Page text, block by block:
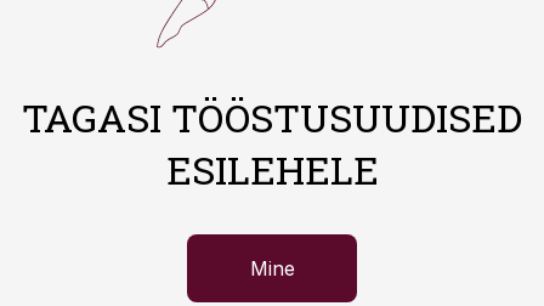
TAGASI TÖÖSTUSUUDISED
ESILEHELE
Mine